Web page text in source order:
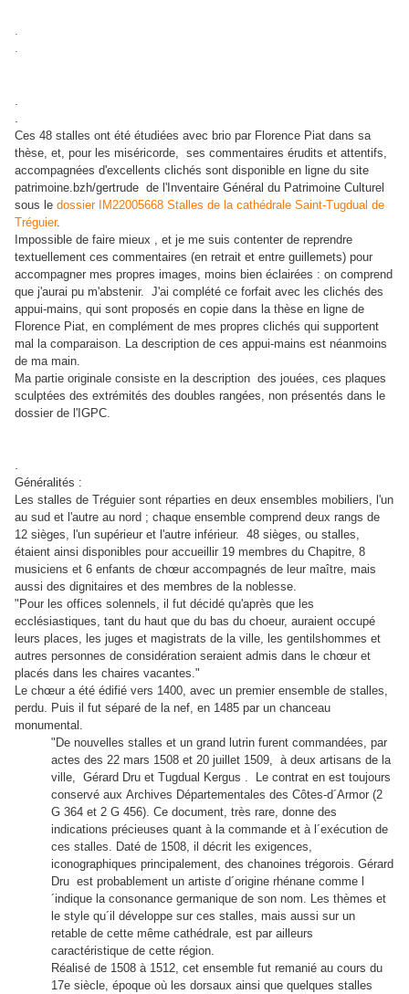
.
.
Ces 48 stalles ont été étudiées avec brio par Florence Piat dans sa
thèse, et, pour les miséricorde, ses commentaires érudits et attentifs,
accompagnées d'excellents clichés sont disponible en ligne du site
patrimoine.bzh/gertrude de l'Inventaire Général du Patrimoine Culturel
sous le dossier IM22005668 Stalles de la cathédrale Saint-Tugdual de
Tréguier.
Impossible de faire mieux , et je me suis contenter de reprendre
textuellement ces commentaires (en retrait et entre guillemets) pour
accompagner mes propres images, moins bien éclairées : on comprend
que j'aurai pu m'abstenir. J'ai complété ce forfait avec les clichés des
appui-mains, qui sont proposés en copie dans la thèse en ligne de
Florence Piat, en complément de mes propres clichés qui supportent
mal la comparaison. La description de ces appui-mains est néanmoins
de ma main.
Ma partie originale consiste en la description des jouées, ces plaques
sculptées des extrémités des doubles rangées, non présentés dans le
dossier de l'IGPC.
Généralités :
Les stalles de Tréguier sont réparties en deux ensembles mobiliers, l'un
au sud et l'autre au nord ; chaque ensemble comprend deux rangs de
12 sièges, l'un supérieur et l'autre inférieur. 48 sièges, ou stalles,
étaient ainsi disponibles pour accueillir 19 membres du Chapitre, 8
musiciens et 6 enfants de chœur accompagnés de leur maître, mais
aussi des dignitaires et des membres de la noblesse.
"Pour les offices solennels, il fut décidé qu'après que les
ecclésiastiques, tant du haut que du bas du choeur, auraient occupé
leurs places, les juges et magistrats de la ville, les gentilshommes et
autres personnes de considération seraient admis dans le chœur et
placés dans les chaires vacantes."
Le chœur a été édifié vers 1400, avec un premier ensemble de stalles,
perdu. Puis il fut séparé de la nef, en 1485 par un chanceau
monumental.
"De nouvelles stalles et un grand lutrin furent commandées, par
actes des 22 mars 1508 et 20 juillet 1509, à deux artisans de la
ville, Gérard Dru et Tugdual Kergus . Le contrat en est toujours
conservé aux Archives Départementales des Côtes-d´Armor (2
G 364 et 2 G 456). Ce document, très rare, donne des
indications précieuses quant à la commande et à l´exécution de
ces stalles. Daté de 1508, il décrit les exigences,
iconographiques principalement, des chanoines trégorois. Gérard
Dru est probablement un artiste d´origine rhénane comme l
´indique la consonance germanique de son nom. Les thèmes et
le style qu´il développe sur ces stalles, mais aussi sur un
retable de cette même cathédrale, est par ailleurs
caractéristique de cette région.
Réalisé de 1508 à 1512, cet ensemble fut remanié au cours du
17e siècle, époque où les dorsaux ainsi que quelques stalles